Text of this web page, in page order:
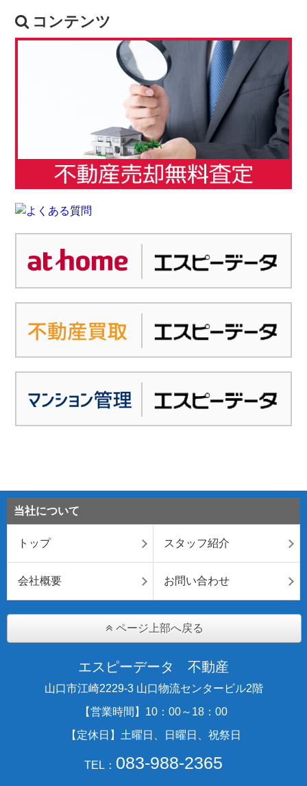
コンテンツ
当社について
トップ スタッフ紹介
会社概要 お問い合わせ
ページ上部へ戻る
エスピーデータ 不動産
山口市江崎2229-3 山口物流センタービル2階
【営業時間】10：00～18：00
【定休日】土曜日、日曜日、祝祭日
TEL： 083-988-2365